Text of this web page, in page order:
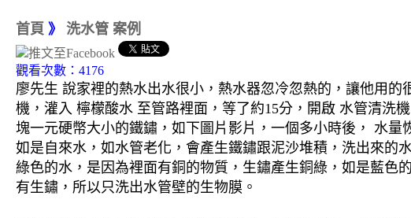
首頁 》 洗水管 案例
觀看次數：4176
廖先生 說家裡的熱水出水很小，熱水器忽冷忽熱的，讓他用
機，灌入 檸檬酸水 至管路裡面，等了約15分，開啟 水管清洗
塊一元硬幣大小的鐵鏽，如下圖片影片，一個多小時後， 水量
如是自來水，如水管老化，會產生鐵鏽跟泥沙堆積，洗出來的
綠色的水，是因為裡面有銅的物質，生鏽產生銅綠，如是藍色
有生鏽，所以只洗出水管壁的生物膜。